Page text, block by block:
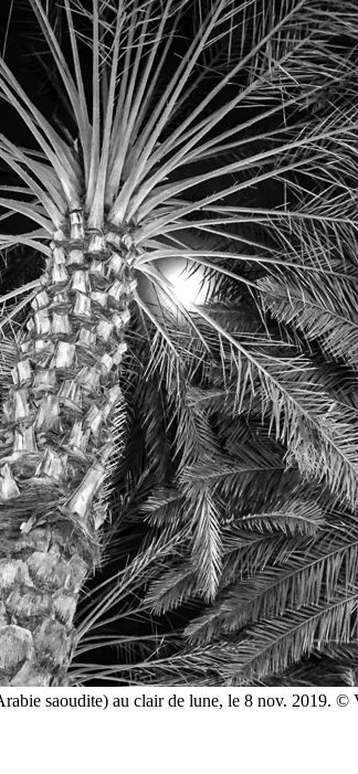
saoudite) au clair de lune, le 8 nov. 2019. ©